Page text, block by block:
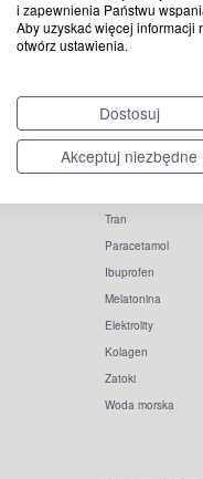
i zapewnienia Państwu
Aby uzyskać więcej informacji
otwórz ustawienia.
Dostosuj
Akceptuj niezbędne
Popularne
Witamina D
Witamina C
Tran
Paracetamol
Ibuprofen
Melatonina
Elektrolity
Kolagen
Zatoki
Woda morska